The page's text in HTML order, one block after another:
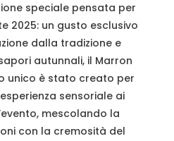
speciale pensata per
2025: un gusto esclusivo
dalla tradizione e
autunnali, il Marron
unico è stato creato per
sensoriale ai
mescolando la
con la cremosità del